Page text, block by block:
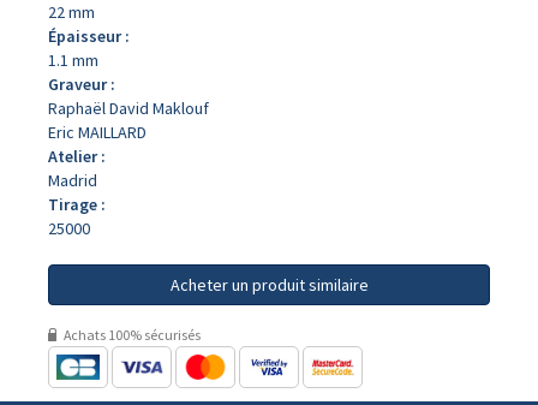
22 mm
Épaisseur :
1.1 mm
Graveur :
Raphaël David Maklouf
Eric MAILLARD
Atelier :
Madrid
Tirage :
25000
Acheter un produit similaire
Achats 100% sécurisés